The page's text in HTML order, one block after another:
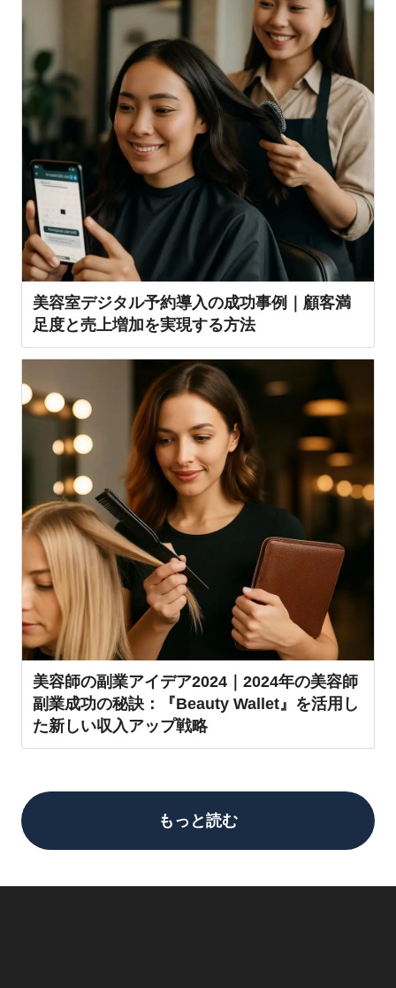
美容室デジタル予約導入の成功事例｜顧客満
足度と売上増加を実現する方法
美容師の副業アイデア2024｜2024年の美容師
副業成功の秘訣：『Beauty Wallet』を活用し
た新しい収入アップ戦略
もっと読む